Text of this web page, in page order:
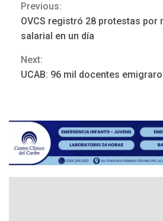
Continue
Reading
Previous:
OVCS registró 28 protestas por
salarial en un día
Next:
UCAB: 96 mil docentesHutíes de
REGIONALES
suman al
Escuelas